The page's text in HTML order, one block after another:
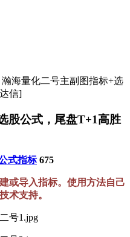
瀚海量化二号主副图指标+选
信]
股公式，尾盘T+1高胜
式指标 675
或导入指标。使用方法自己
术支持。